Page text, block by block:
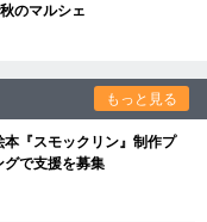
のマルシェ
もっと見る
『スモックリン』制作プ
で支援を募集